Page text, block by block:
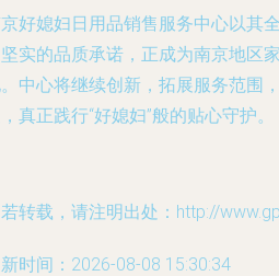
好媳妇日用品销售服务中心以其
实的品质承诺，正成为南京地区
中心将继续创新，拓展服务范围
真正践行“好媳妇”般的贴心守护。
转载，请注明出处：http://
时间：2026-08-08 15:30:34